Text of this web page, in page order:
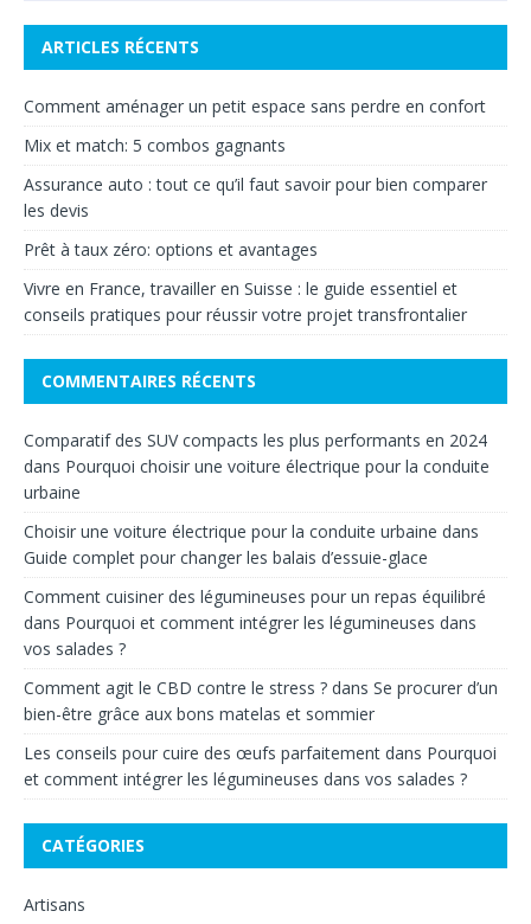
ARTICLES RÉCENTS
Comment aménager un petit espace sans perdre en confort
Mix et match: 5 combos gagnants
Assurance auto : tout ce qu’il faut savoir pour bien comparer
les devis
Prêt à taux zéro: options et avantages
Vivre en France, travailler en Suisse : le guide essentiel et
conseils pratiques pour réussir votre projet transfrontalier
COMMENTAIRES RÉCENTS
Comparatif des SUV compacts les plus performants en 2024
dans Pourquoi choisir une voiture électrique pour la conduite
urbaine
Choisir une voiture électrique pour la conduite urbaine dans
Guide complet pour changer les balais d’essuie-glace
Comment cuisiner des légumineuses pour un repas équilibré
dans Pourquoi et comment intégrer les légumineuses dans
vos salades ?
Comment agit le CBD contre le stress ? dans Se procurer d’un
bien-être grâce aux bons matelas et sommier
Les conseils pour cuire des œufs parfaitement dans Pourquoi
et comment intégrer les légumineuses dans vos salades ?
CATÉGORIES
Artisans